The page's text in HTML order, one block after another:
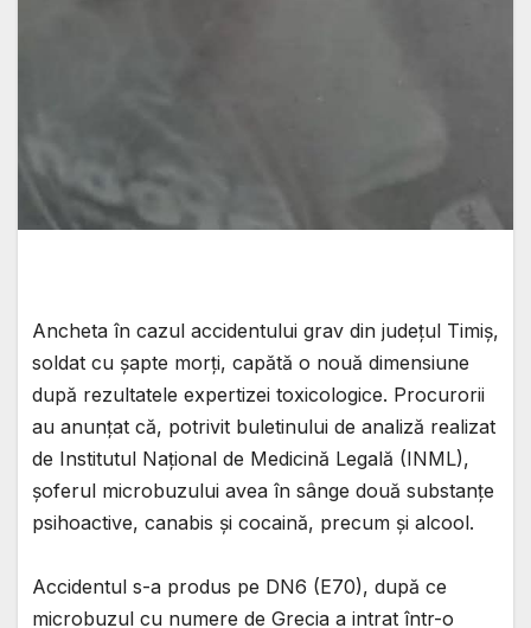
Ancheta în cazul accidentului grav din județul Timiș,
soldat cu șapte morți, capătă o nouă dimensiune
după rezultatele expertizei toxicologice. Procurorii
au anunțat că, potrivit buletinului de analiză realizat
de Institutul Național de Medicină Legală (INML),
șoferul microbuzului avea în sânge două substanțe
psihoactive, canabis și cocaină, precum și alcool.
Accidentul s-a produs pe DN6 (E70), după ce
microbuzul cu numere de Grecia a intrat într-o